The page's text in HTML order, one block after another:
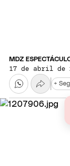
MDZ
17 de abril de
+